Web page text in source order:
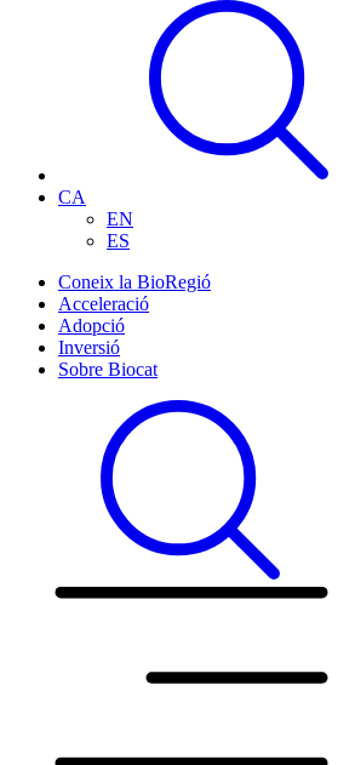
CA
EN
ES
Coneix la BioRegió
Acceleració
Adopció
Inversió
Sobre Biocat